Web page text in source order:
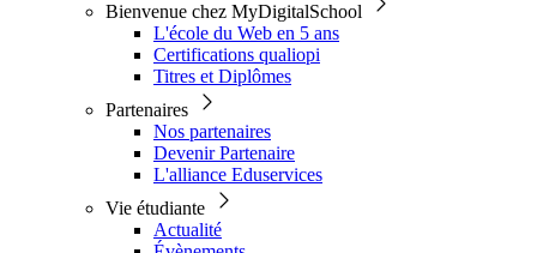
Bienvenue chez MyDigitalSchool
L'école du Web en 5 ans
Certifications qualiopi
Titres et Diplômes
Partenaires
Nos partenaires
Devenir Partenaire
L'alliance Eduservices
Vie étudiante
Actualité